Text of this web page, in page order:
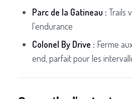
Parc de la Gatineau : Trails
l'endurance
Colonel By Drive : Ferme
end, parfait pour les